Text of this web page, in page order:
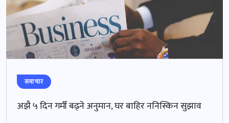
समाचार
अझै ५ दिन गर्मी बढ्ने अनुमान, घर बाहिर ननिस्किन सुझाव